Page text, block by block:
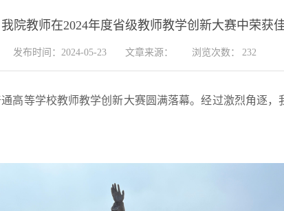
我院教师在2024年度省级教师教学创新大赛中荣获
发布时间：2024-05-23 文章来源： 浏览次数： 232
高等学校教师教学创新大赛圆满落幕。经过激烈角逐